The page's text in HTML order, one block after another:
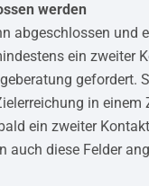
werden
abgeschlossen und
ein zweiter
gefordert.
in
ein zweiter
auch diese Felder